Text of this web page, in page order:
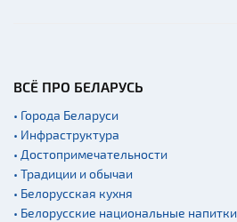
экскурсий: г. Минск
Спортивные
сооружения
Аэропорты
Железнодорожные
вокзалы
ВСЁ ПРО БЕЛАРУСЬ
• Города Беларуси
• Инфраструктура
• Достопримечательности
• Традиции и обычаи
• Белорусская кухня
• Белорусские национальные напитки